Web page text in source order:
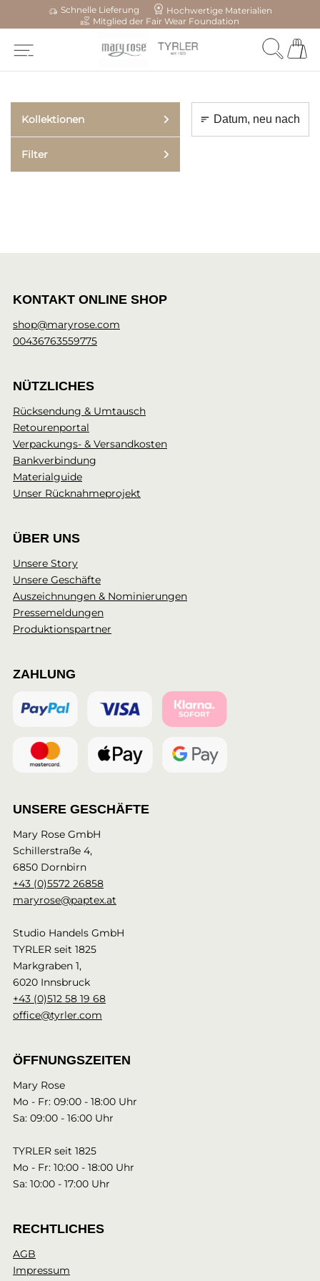
Schnelle Lieferung
Hochwertige Materialien
Mitglied der Fair Wear Foundation
Kollektionen
Filter
KONTAKT ONLINE SHOP
shop@maryrose.com
00436763559775
NÜTZLICHES
Rücksendung & Umtausch
Retourenportal
Verpackungs- & Versandkosten
Bankverbindung
Materialguide
Unser Rücknahmeprojekt
ÜBER UNS
Unsere Story
Unsere Geschäfte
Auszeichnungen & Nominierungen
Pressemeldungen
Produktionspartner
ZAHLUNG
UNSERE GESCHÄFTE
Mary Rose GmbH
Schillerstraße 4,
6850 Dornbirn
+43 (0)5572 26858
maryrose@paptex.at
Studio Handels GmbH
TYRLER seit 1825
Markgraben 1,
6020 Innsbruck
+43 (0)512 58 19 68
office@tyrler.com
ÖFFNUNGSZEITEN
Mary Rose
Mo - Fr: 09:00 - 18:00 Uhr
Sa: 09:00 - 16:00 Uhr
TYRLER seit 1825
Mo - Fr: 10:00 - 18:00 Uhr
Sa: 10:00 - 17:00 Uhr
RECHTLICHES
AGB
Impressum